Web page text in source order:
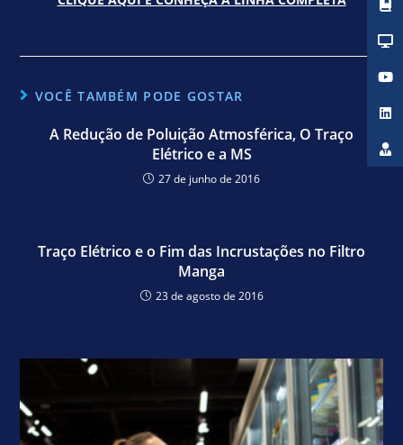
VOCÊ TAMBÉM PODE GOSTAR
A Redução de Poluição Atmosférica, O Traço
Elétrico e a MS
27 de junho de 2016
Traço Elétrico e o Fim das Incrustações no Filtro
Manga
23 de agosto de 2016